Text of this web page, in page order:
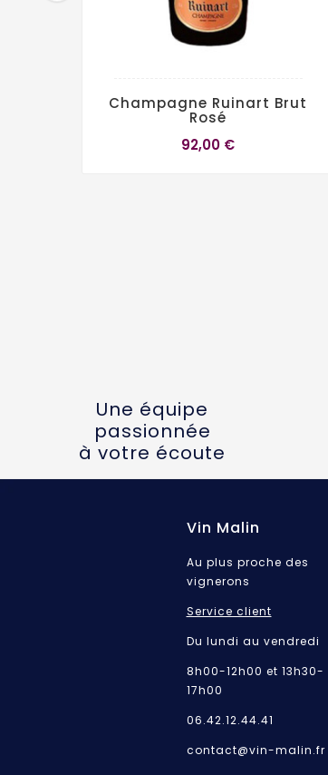
Champagne Ruinart Brut
Rosé
92,00 €
Une équipe
passionnée
à votre écoute
Vin Malin
Au plus proche des
vignerons
Service client
Du lundi au vendredi
8h00-12h00 et 13h30-
17h00
06.42.12.44.41
contact@vin-malin.fr